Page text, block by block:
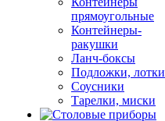
прямоугольные
Контейнеры-
ракушки
Ланч-боксы
Подложки, лотки
Соусники
Тарелки, миски